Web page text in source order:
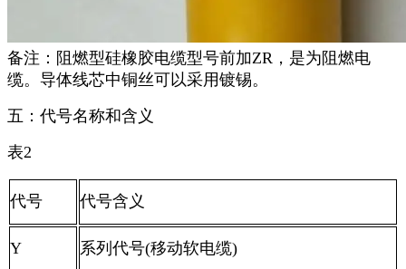
备注：阻燃型硅橡胶电缆型号前加ZR，是为阻燃电
缆。导体线芯中铜丝可以采用镀锡。
五：代号名称和含义
表2
代号 代号含义
Y 系列代号(移动软电缆)